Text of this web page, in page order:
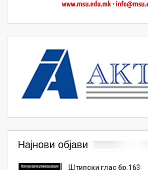
Најнови објави
Штипски глас бр.163